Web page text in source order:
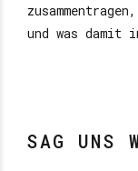
und was damit
SAG UNS